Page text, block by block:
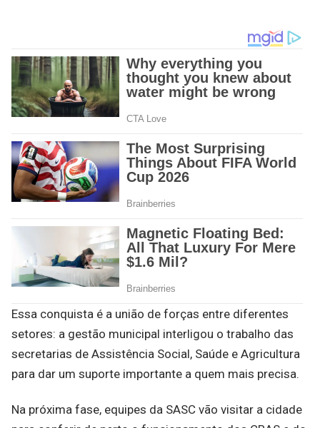
Essa conquista é a união de forças entre diferentes
setores: a gestão municipal interligou o trabalho das
secretarias de Assistência Social, Saúde e Agricultura
para dar um suporte importante a quem mais precisa.
Na próxima fase, equipes da SASC vão visitar a cidade